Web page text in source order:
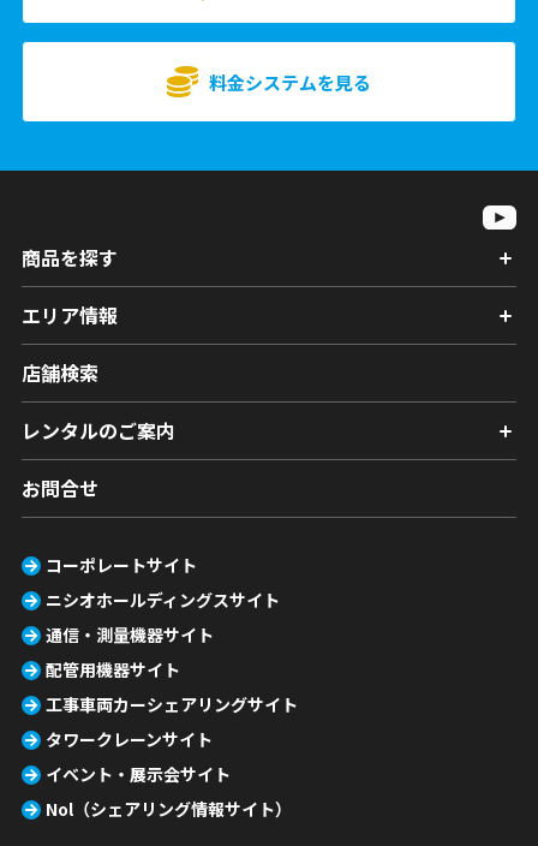
料金システムを見る
商品を探す
エリア情報
店舗検索
レンタルのご案内
お問合せ
コーポレートサイト
ニシオホールディングスサイト
通信・測量機器サイト
配管用機器サイト
工事車両カーシェアリングサイト
タワークレーンサイト
イベント・展示会サイト
Nol（シェアリング情報サイト）